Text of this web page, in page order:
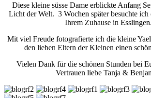
Diese kleine süsse Dame erblickte Anfang
Licht der Welt. 3 Wochen später besuchte
Ihrem Zuhause in Esslingen.
Mit viel Freude fotografierte ich die kleine
den lieben Eltern der Kleinen einen
Vielen Dank für die schönen Stunden bei
Vertrauen liebe Tanja &